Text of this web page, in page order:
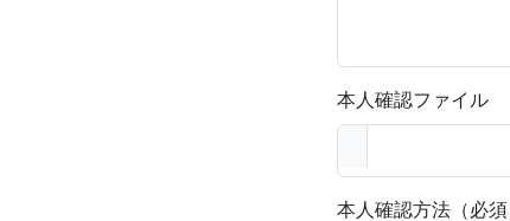
本人確認ファイル
本人確認方法（必須